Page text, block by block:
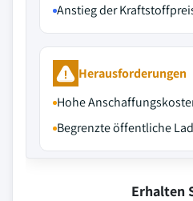
Anstieg der
Herausforderungen
Hohe
Begrenzte öffentliche
Erhalten